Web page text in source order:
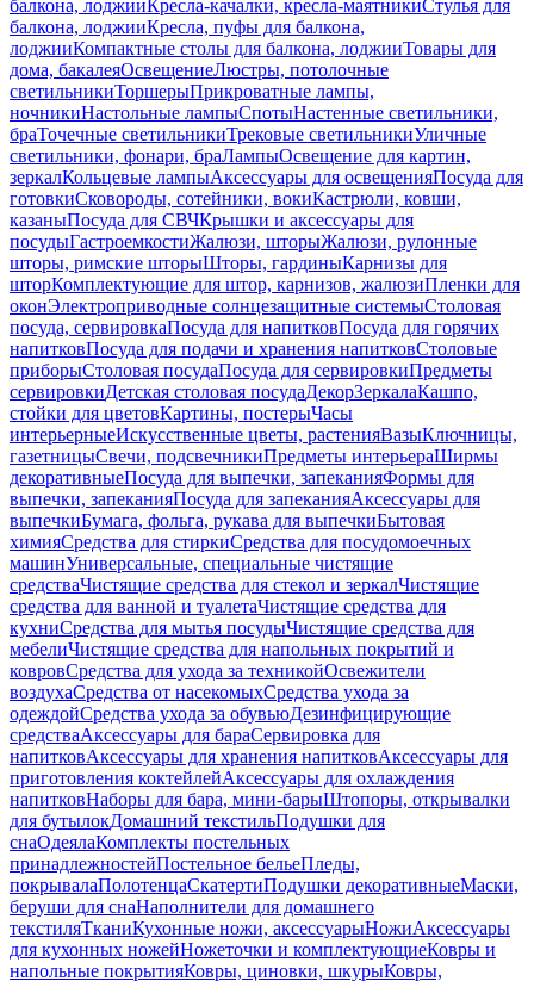
балкона, лоджииКресла-качалки, кресла-маятникиСтулья для
балкона, лоджииКресла, пуфы для балкона,
лоджииКомпактные столы для балкона, лоджииТовары для
дома, бакалеяОсвещениеЛюстры, потолочные
светильникиТоршерыПрикроватные лампы,
ночникиНастольные лампыСпотыНастенные светильники,
браТочечные светильникиТрековые светильникиУличные
светильники, фонари, браЛампыОсвещение для картин,
зеркалКольцевые лампыАксессуары для освещенияПосуда для
готовкиСковороды, сотейники, вокиКастрюли, ковши,
казаныПосуда для СВЧКрышки и аксессуары для
посудыГастроемкостиЖалюзи, шторыЖалюзи, рулонные
шторы, римские шторыШторы, гардиныКарнизы для
шторКомплектующие для штор, карнизов, жалюзиПленки для
оконЭлектроприводные солнцезащитные системыСтоловая
посуда, сервировкаПосуда для напитковПосуда для горячих
напитковПосуда для подачи и хранения напитковСтоловые
приборыСтоловая посудаПосуда для сервировкиПредметы
сервировкиДетская столовая посудаДекорЗеркалаКашпо,
стойки для цветовКартины, постерыЧасы
интерьерныеИскусственные цветы, растенияВазыКлючницы,
газетницыСвечи, подсвечникиПредметы интерьераШирмы
декоративныеПосуда для выпечки, запеканияФормы для
выпечки, запеканияПосуда для запеканияАксессуары для
выпечкиБумага, фольга, рукава для выпечкиБытовая
химияСредства для стиркиСредства для посудомоечных
машинУниверсальные, специальные чистящие
средстваЧистящие средства для стекол и зеркалЧистящие
средства для ванной и туалетаЧистящие средства для
кухниСредства для мытья посудыЧистящие средства для
мебелиЧистящие средства для напольных покрытий и
ковровСредства для ухода за техникойОсвежители
воздухаСредства от насекомыхСредства ухода за
одеждойСредства ухода за обувьюДезинфицирующие
средстваАксессуары для бараСервировка для
напитковАксессуары для хранения напитковАксессуары для
приготовления коктейлейАксессуары для охлаждения
напитковНаборы для бара, мини-барыШтопоры, открывалки
для бутылокДомашний текстильПодушки для
снаОдеялаКомплекты постельных
принадлежностейПостельное бельеПледы,
покрывалаПолотенцаСкатертиПодушки декоративныеМаски,
беруши для снаНаполнители для домашнего
текстиляТканиКухонные ножи, аксессуарыНожиАксессуары
для кухонных ножейНожеточки и комплектующиеКовры и
напольные покрытияКовры, циновки, шкурыКовры,